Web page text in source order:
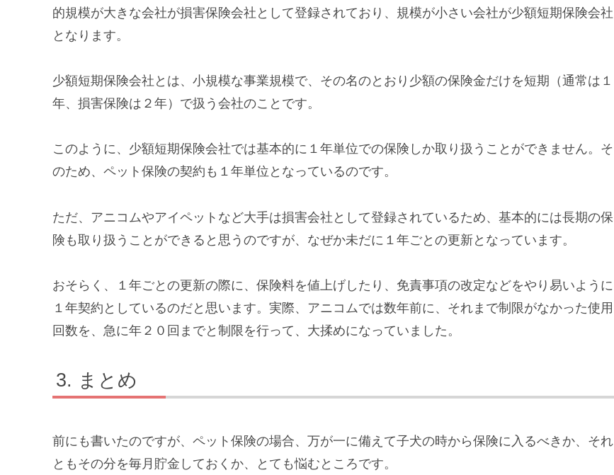
的規模が大きな会社が損害保険会社として登録されており、規模が小さい会社が少額短期保険会社
となります。
少額短期保険会社とは、小規模な事業規模で、その名のとおり少額の保険金だけを短期（通常は１
年、損害保険は２年）で扱う会社のことです。
このように、少額短期保険会社では基本的に１年単位での保険しか取り扱うことができません。そ
のため、ペット保険の契約も１年単位となっているのです。
ただ、アニコムやアイペットなど大手は損害会社として登録されているため、基本的には長期の保
険も取り扱うことができると思うのですが、なぜか未だに１年ごとの更新となっています。
おそらく、１年ごとの更新の際に、保険料を値上げしたり、免責事項の改定などをやり易いように
１年契約としているのだと思います。実際、アニコムでは数年前に、それまで制限がなかった使用
回数を、急に年２０回までと制限を行って、大揉めになっていました。
まとめ
前にも書いたのですが、ペット保険の場合、万が一に備えて子犬の時から保険に入るべきか、それ
ともその分を毎月貯金しておくか、とても悩むところです。